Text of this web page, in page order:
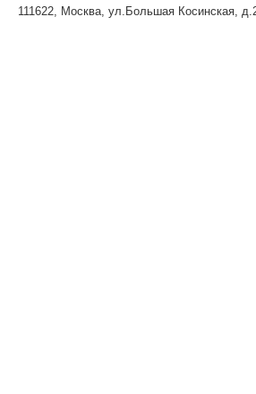
111622, Москва, ул.Большая Косинская,